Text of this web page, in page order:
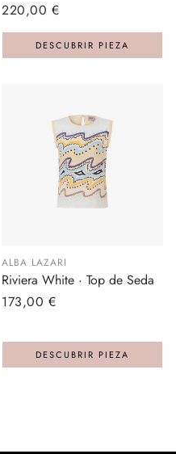
Precio
regular
220,00 €
DESCUBRIR PIEZA
ALBA LAZARI
Riviera White · Top de Seda
Precio
173,00 €
DESCUBRIR PIEZA